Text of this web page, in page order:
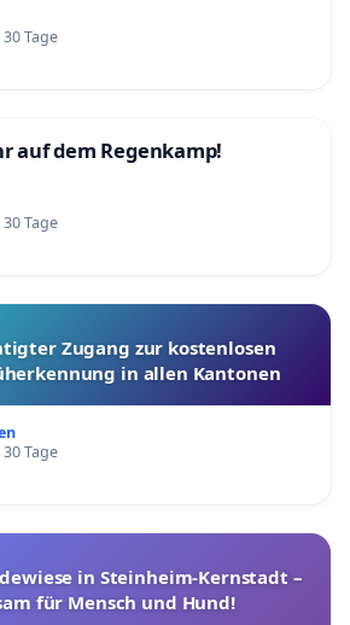
Tage
auf dem Regenkamp!
Tage
Zugang zur kostenlosen
in allen Kantonen
Tage
in Steinheim-Kernstadt –
für Mensch und Hund!